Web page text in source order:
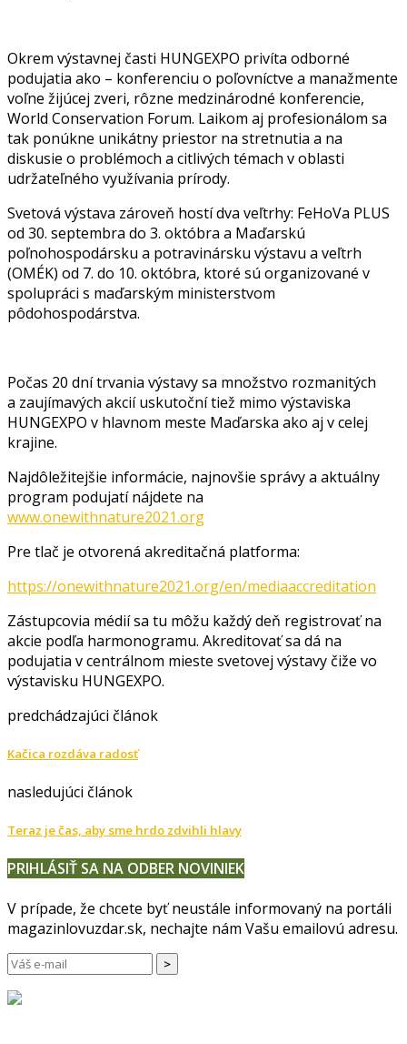
Okrem výstavnej časti HUNGEXPO privíta odborné
podujatia ako – konferenciu o poľovníctve a manažmente
voľne žijúcej zveri, rôzne medzinárodné konferencie,
World Conservation Forum. Laikom aj profesionálom sa
tak ponúkne unikátny priestor na stretnutia a na
diskusie o problémoch a citlivých témach v oblasti
udržateľného využívania prírody.
Svetová výstava zároveň hostí dva veľtrhy: FeHoVa PLUS
od 30. septembra do 3. októbra a Maďarskú
poľnohospodársku a potravinársku výstavu a veľtrh
(OMÉK) od 7. do 10. októbra, ktoré sú organizované v
spolupráci s maďarským ministerstvom
pôdohospodárstva.
Počas 20 dní trvania výstavy sa množstvo rozmanitých
a zaujímavých akcií uskutoční tiež mimo výstaviska
HUNGEXPO v hlavnom meste Maďarska ako aj v celej
krajine.
Najdôležitejšie informácie, najnovšie správy a aktuálny
program podujatí nájdete na
www.onewithnature2021.org
Pre tlač je otvorená akreditačná platforma:
https://onewithnature2021.org/en/mediaaccreditation
Zástupcovia médií sa tu môžu každý deň registrovať na
akcie podľa harmonogramu. Akreditovať sa dá na
podujatia v centrálnom mieste svetovej výstavy čiže vo
výstavisku HUNGEXPO.
predchádzajúci článok
Kačica rozdáva radosť
nasledujúci článok
Teraz je čas, aby sme hrdo zdvihli hlavy
PRIHLÁSIŤ SA NA ODBER NOVINIEK
V prípade, že chcete byť neustále informovaný na portáli
magazinlovuzdar.sk, nechajte nám Vašu emailovú adresu.